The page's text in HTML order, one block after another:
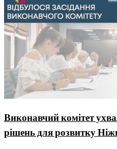
Виконавчий комітет
рішень для розвитку